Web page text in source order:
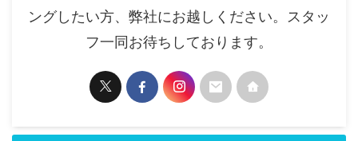
ングしたい方、弊社にお越しください。スタッ
フ一同お待ちしております。